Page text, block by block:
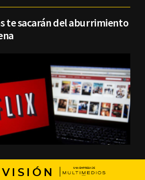
te sacarán del aburrimiento